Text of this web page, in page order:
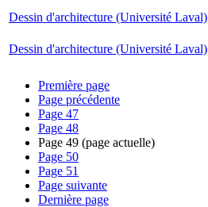
Dessin d'architecture (Université Laval)
Dessin d'architecture (Université Laval)
Première page
Page précédente
Page 47
Page 48
Page 49 (page actuelle)
Page 50
Page 51
Page suivante
Dernière page